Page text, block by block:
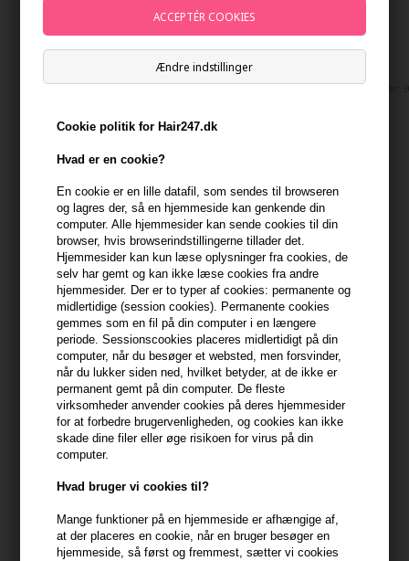
Ændre indstillinger
Cookie politik for Hair247.dk
Hvad er en cookie?
En cookie er en lille datafil, som sendes til browseren
og lagres der, så en hjemmeside kan genkende din
computer. Alle hjemmesider kan sende cookies til din
browser, hvis browserindstillingerne tillader det.
Hjemmesider kan kun læse oplysninger fra cookies, de
selv har gemt og kan ikke læse cookies fra andre
hjemmesider. Der er to typer af cookies: permanente og
midlertidige (session cookies). Permanente cookies
gemmes som en fil på din computer i en længere
periode. Sessionscookies placeres midlertidigt på din
computer, når du besøger et websted, men forsvinder,
når du lukker siden ned, hvilket betyder, at de ikke er
permanent gemt på din computer. De fleste
virksomheder anvender cookies på deres hjemmesider
for at forbedre brugervenligheden, og cookies kan ikke
skade dine filer eller øge risikoen for virus på din
computer.
Hvad bruger vi cookies til?
Mange funktioner på en hjemmeside er afhængige af,
at der placeres en cookie, når en bruger besøger en
hjemmeside, så først og fremmest, sætter vi cookies
165,00
Tilbuddet gælder: 30.07.26 - 13.08.26
Tilbuddet gælder:
+
På lager- Leveringstid 1-2 dage
Du får 8 DKK til dit næste køb når du køber denne vare -Vis
min konto
399,10 DKK FRA GRATIS FRAGT
Beskrivelse Anmeldelser Fabrikant
Sachajuan Ocean Mist er en spray, der giver dit hår en herlig
sommerfornemmelse og strand-look.
Sachajuan Ocean Mist egenskaber
stranden og solet dig og badet hele dagen.